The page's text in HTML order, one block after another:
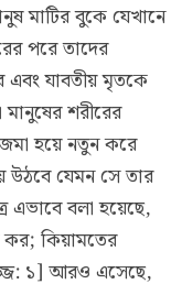
মাটির বুকে যেখানে
পরে তাদের
এবং যাবতীয় মৃতকে
শরীরের
হয়ে নতুন করে
যেমন সে তার
এভাবে বলা হয়েছে,
কর; কিয়ামতের
১] আরও এসেছে,